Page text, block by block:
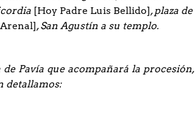
[Hoy Padre Luis Bellido] , plaza de
, San Agustín a su templo.
Pavía que acompañará la procesión,
detallamos: